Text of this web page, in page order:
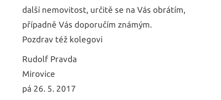
další nemovitost, určitě se na Vás obrátím,
případně Vás doporučím známým.
Pozdrav též kolegovi
Rudolf Pravda
Mirovice
pá 26. 5. 2017